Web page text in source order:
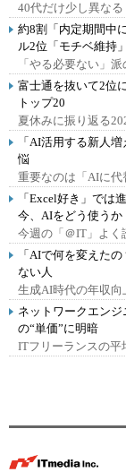
40代だけ少し異なる
約8割「内定期間中
ル2位「モチベ維持
「やる必要ない」派
富士通を抜いて2位
トップ20
夏休みに振り返る
「AI活用する新人
悩
重要なのは「AIに代
「Excel好き」では
今、AIをどう使うか
今週の「＠IT」よく
「AIで何を変えた
ない人
生成AI時代の年収向
ネットワークエン
の“単価”に明暗
ITフリーランスの平